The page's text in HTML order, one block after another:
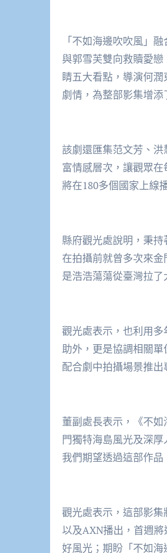
「不如海邊吹吹風」
與郭雪芙雙向救贖愛
睛五大看點，導演何
劇情，為整部影集增
該劇還匯集范文芳、
富情感層次，讓觀眾
將在180多個國家上線
縣府觀光處說明，秉
在拍攝前就曾多次來
是浩浩蕩蕩從臺灣拉
觀光處表示，也利用
助外，更是協調相關
配合劇中拍攝場景推
董副處長表示，《不
門獨特海島風光及深
我們期望透過這部作
觀光處表示，這部影
以及AXN播出，首週
好風光；期盼「不如